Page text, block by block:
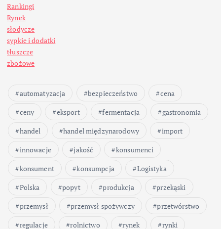
Rankingi
Rynek
słodycze
sypkie i dodatki
tłuszcze
zbożowe
automatyzacja bezpieczeństwo
cena
ceny
eksport fermentacja
gastronomia
handel
handel międzynarodowy
import
innowacje
jakość
konsumenci
konsument
konsumpcja
Logistyka
Polska
popyt produkcja
przekąski
przemysł
przemysł spożywczy
przetwórstwo
regulacje
rolnictwo rynek
rynki